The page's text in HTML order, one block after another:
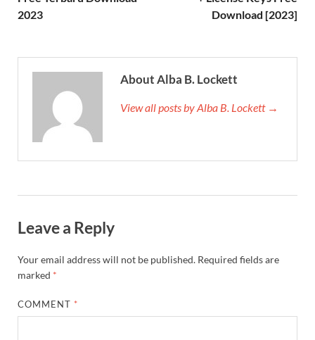
2023
Download [2023]
About Alba B. Lockett
View all posts by Alba B. Lockett →
Leave a Reply
Your email address will not be published. Required fields are
marked *
COMMENT *